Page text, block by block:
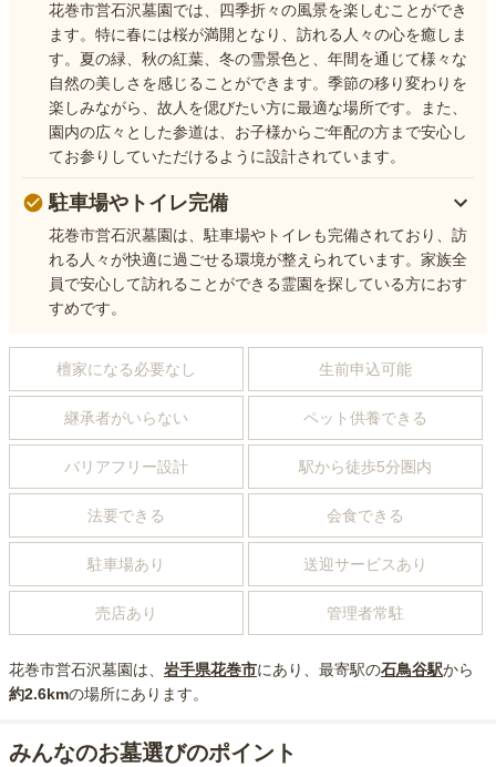
花巻市営石沢墓園では、四季折々の風景を楽しむことができ
ます。特に春には桜が満開となり、訪れる人々の心を癒しま
す。夏の緑、秋の紅葉、冬の雪景色と、年間を通じて様々な
自然の美しさを感じることができます。季節の移り変わりを
楽しみながら、故人を偲びたい方に最適な場所です。また、
園内の広々とした参道は、お子様からご年配の方まで安心し
てお参りしていただけるように設計されています。
駐車場やトイレ完備
花巻市営石沢墓園は、駐車場やトイレも完備されており、訪
れる人々が快適に過ごせる環境が整えられています。家族全
員で安心して訪れることができる霊園を探している方におす
すめです。
檀家になる必要なし 生前申込可能
継承者がいらない ペット供養できる
バリアフリー設計 駅から徒歩5分圏内
法要できる 会食できる
駐車場あり 送迎サービスあり
売店あり 管理者常駐
花巻市営石沢墓園は、 岩手県花巻市にあり 、最寄駅の石鳥谷駅から
約2.6kmの場所にあり ます。
みんなのお墓選びのポイント